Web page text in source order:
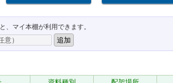
、マイ本棚が利用できます。